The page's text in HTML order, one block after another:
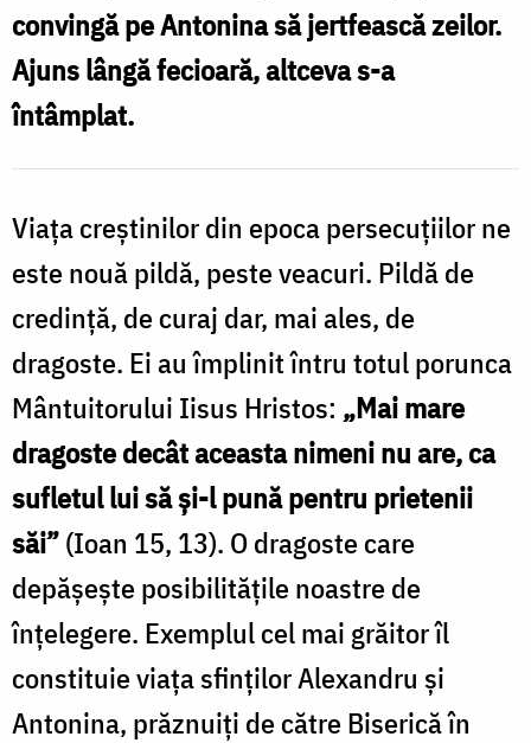
bunăvoie
temniță
/
Foto:
Oana
Nechifor
convingă pe Antonina să jertfească zeilor.
Ajuns lângă fecioară, altceva s-a
întâmplat.
Viața creștinilor din epoca persecuțiilor ne
este nouă pildă, peste veacuri. Pildă de
credință, de curaj dar, mai ales, de
dragoste. Ei au împlinit întru totul porunca
Mântuitorului Iisus Hristos: „Mai mare
dragoste decât aceasta nimeni nu are, ca
sufletul lui să şi-l pună pentru prietenii
săi”(Ioan 15, 13). O dragoste care
depășește posibilitățile noastre de
înțelegere. Exemplul cel mai grăitor îl
constituie viața sfinților Alexandru și
Antonina, prăznuiți de către Biserică în